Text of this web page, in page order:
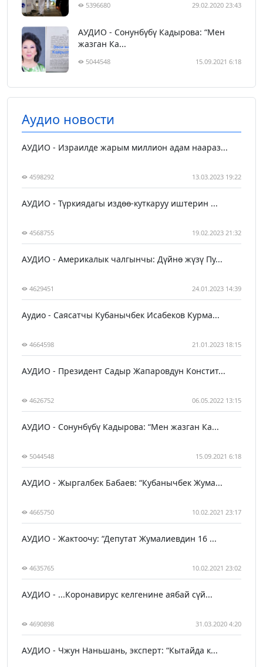
5396680 29.02.2020 23:43
АУДИО - Сонунбүбү Кадырова: “Мен
жазган Ка...
5044548 15.09.2021 6:18
Аудио новости
АУДИО - Израилде жарым миллион адам наараз...
4598292 13.03.2023 19:22
АУДИО - Түркиядагы издөө-куткаруу иштерин ...
4568755 19.02.2023 21:32
АУДИО - Америкалык чалгынчы: Дүйнө жүзү Пу...
4629451 24.01.2023 14:39
Аудио - Саясатчы Кубанычбек Исабеков Курма...
4664598 21.01.2023 18:15
АУДИО - Президент Садыр Жапаровдун Констит...
4626752 06.05.2022 13:15
АУДИО - Сонунбүбү Кадырова: “Мен жазган Ка...
5044548 15.09.2021 6:18
АУДИО - Жыргалбек Бабаев: “Кубанычбек Жума...
4665750 10.02.2021 23:17
АУДИО - Жактоочу: “Депутат Жумалиевдин 16 ...
4635765 10.02.2021 23:02
АУДИО - ...Коронавирус келгенине аябай сүй...
4690898 31.03.2020 4:20
АУДИО - Чжун Наньшань, эксперт: “Кытайда к...